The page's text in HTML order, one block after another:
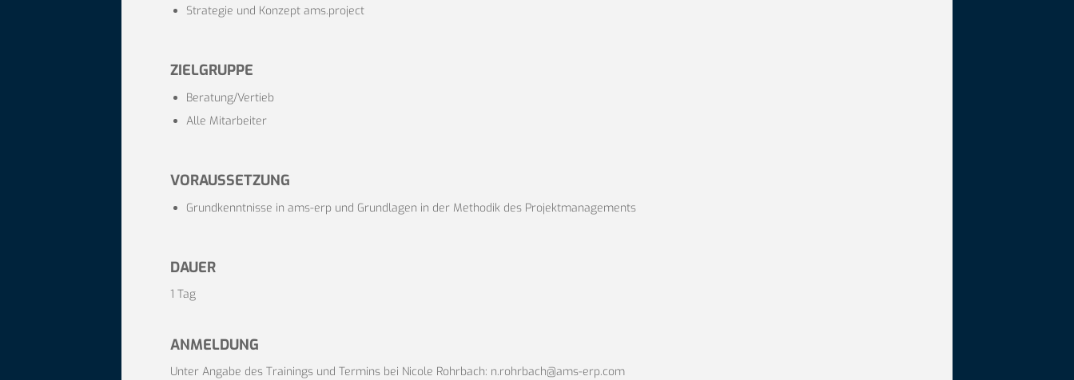
Strategie und Konzept ams.project
ZIELGRUPPE
Beratung/Vertieb
Alle Mitarbeiter
VORAUSSETZUNG
Grundkenntnisse in ams-erp und Grundlagen in der Methodik des Projektmanagements
DAUER
1 Tag
ANMELDUNG
Unter Angabe des Trainings und Termins bei Nicole Rohrbach: n.rohrbach@ams-erp.com